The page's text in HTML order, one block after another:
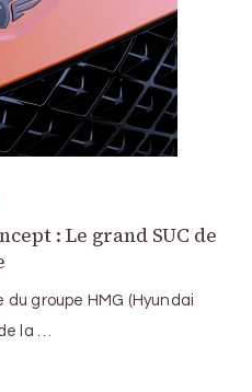
: Le grand SUC de
groupe HMG (Hyundai
la …